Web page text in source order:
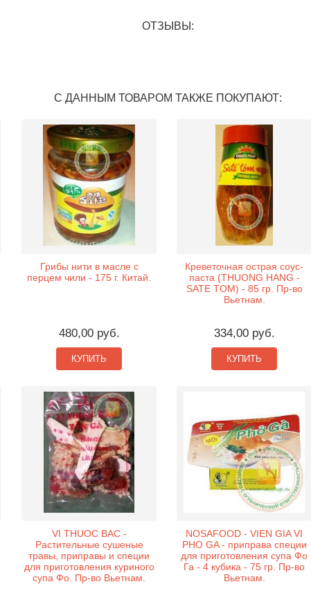
ОТЗЫВЫ:
С ДАННЫМ ТОВАРОМ ТАКЖЕ ПОКУПАЮТ:
Грибы нити в масле с
перцем чили - 175 г. Китай.
480,00 руб.
КУПИТЬ
Креветочная острая соус-
паста (THUONG HANG -
SATE TOM) - 85 гр. Пр-во
Вьетнам.
334,00 руб.
КУПИТЬ
VI THUOC BAC -
Растительные сушеные
травы, приправы и специи
для приготовления куриного
супа Фо. Пр-во Вьетнам.
NOSAFOOD - VIEN GIA VI
PHO GA - приправа специи
для приготовления супа Фо
Га - 4 кубика - 75 гр. Пр-во
Вьетнам.